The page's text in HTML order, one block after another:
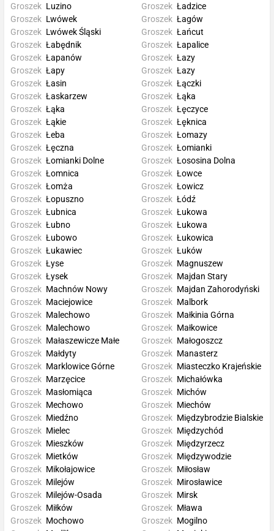
Groszek Luzino
Groszek Lwówek
Groszek Lwówek Śląski
Groszek Łabędnik
Groszek Ładzice
Groszek Łagów
Groszek Łańcut
Groszek Łapalice
Groszek Łapanów
Groszek Łapy
Groszek Łasin
Groszek Łaskarzew
Groszek Łazy
Groszek Łazy
Groszek Łączki
Groszek Łąka
Groszek Łąka
Groszek Łąkie
Groszek Łeba
Groszek Łęczna
Groszek Łęczyce
Groszek Łęknica
Groszek Łomazy
Groszek Łomianki
Groszek Łomianki Dolne
Groszek Łomnica
Groszek Łomża
Groszek Łopuszno
Groszek Łososina Dolna
Groszek Łowce
Groszek Łowicz
Groszek Łódź
Groszek Łubnica
Groszek Łubno
Groszek Łubowo
Groszek Łukawiec
Groszek Łukowa
Groszek Łukowa
Groszek Łukowica
Groszek Łuków
Groszek Łyse
Groszek Łysek
Groszek Machnów Nowy
Groszek Maciejowice
Groszek Magnuszew
Groszek Majdan Stary
Groszek Majdan Zahorodyński
Groszek Malbork
Groszek Malechowo
Groszek Malechowo
Groszek Małaszewicze Małe
Groszek Małdyty
Groszek Małkinia Górna
Groszek Małkowice
Groszek Małogoszcz
Groszek Manasterz
Groszek Marklowice Górne
Groszek Marzęcice
Groszek Masłomiąca
Groszek Mechowo
Groszek Miasteczko Krajeńskie
Groszek Michałówka
Groszek Michów
Groszek Miechów
Groszek Miedźno
Groszek Mielec
Groszek Mieszków
Groszek Mietków
Groszek Międzybrodzie Bialskie
Groszek Międzychód
Groszek Międzyrzecz
Groszek Międzywodzie
Groszek Mikołajowice
Groszek Milejów
Groszek Milejów-Osada
Groszek Miłków
Groszek Miłosław
Groszek Mirosławice
Groszek Mirsk
Groszek Mława
Groszek Mochowo
Groszek Mogilno